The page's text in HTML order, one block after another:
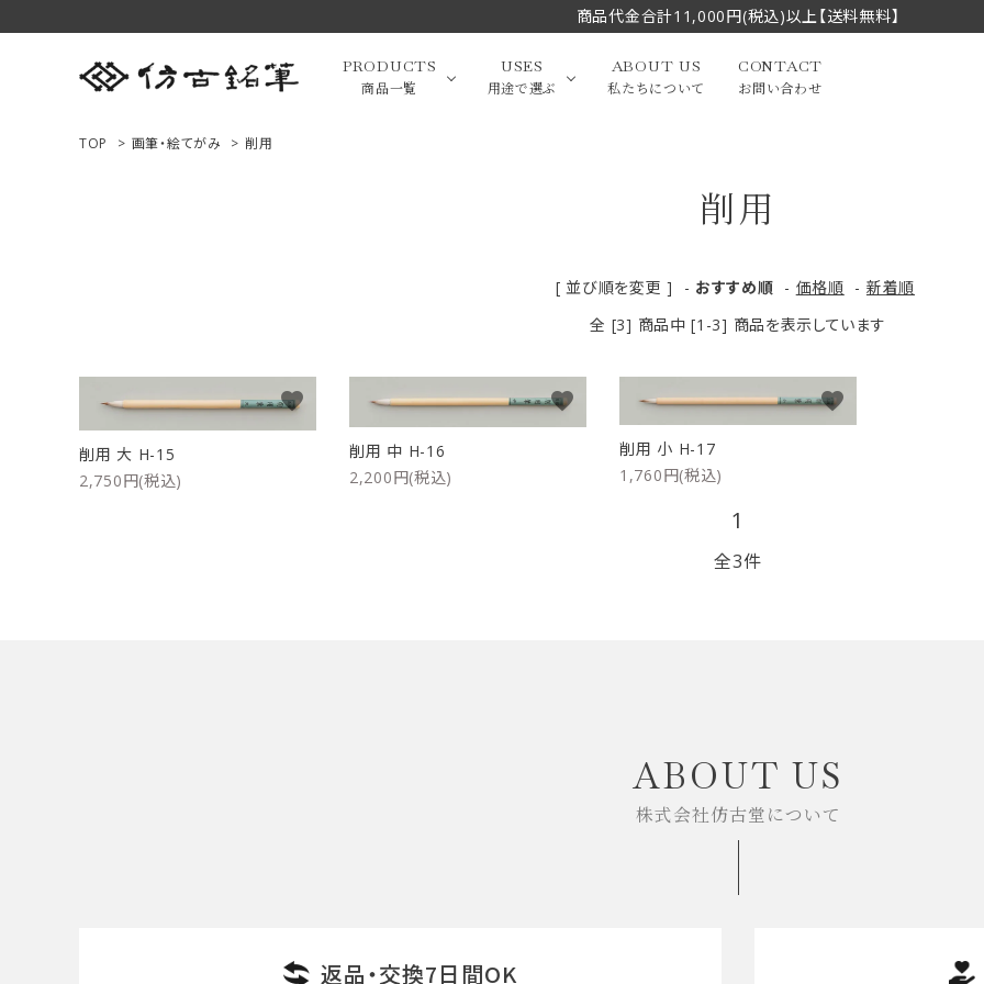
商品代金合計11,000円(税込)以上【送料無料】
PRODUCTS
商品一覧
大中筆（半切・条幅以
小筆
限定品・セット品
高級化粧筆 化粧筆
USES
用途で選ぶ
漢字
写経・御朱印 画筆・絵てがみ
贈り物（限定セット） 洗浄剤・その他
ABOUT US
私たちについて
CONTACT
お問い合わせ
商品一覧
用途で選ぶ
私たちについて
TOP > 画筆・絵てがみ > 削用
削用
[ 並び順を変更 ] - おすすめ順 - 価格順 - 新着順
全 [3] 商品中 [1-3] 商品を表示しています
削用 大 H-15
2,750円(税込)
favorite
削用 中 H-16
2,200円(税込)
favorite
削用 小 H-17
1,760円(税込)
favorite
1
全3件
ABOUT US
株式会社仿古堂について
返品・交換7日間OK